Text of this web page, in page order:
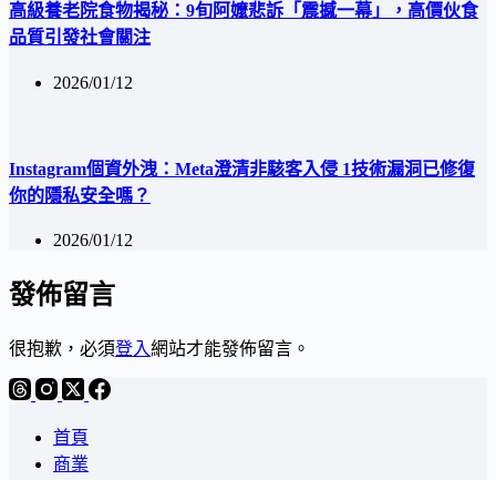
高級養老院食物揭秘：9旬阿嬤悲訴「震撼一幕」，高價伙食
品質引發社會關注
2026/01/12
Instagram個資外洩：Meta澄清非駭客入侵 1技術漏洞已修復
你的隱私安全嗎？
2026/01/12
發佈留言
很抱歉，必須登入網站才能發佈留言。
首頁
商業